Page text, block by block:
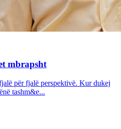
mbrapsht
për fjalë perspektivë. Kur dukej
tashm&e...